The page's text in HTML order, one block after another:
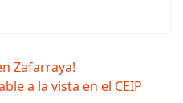
Zafarraya!
a la vista en el CEIP